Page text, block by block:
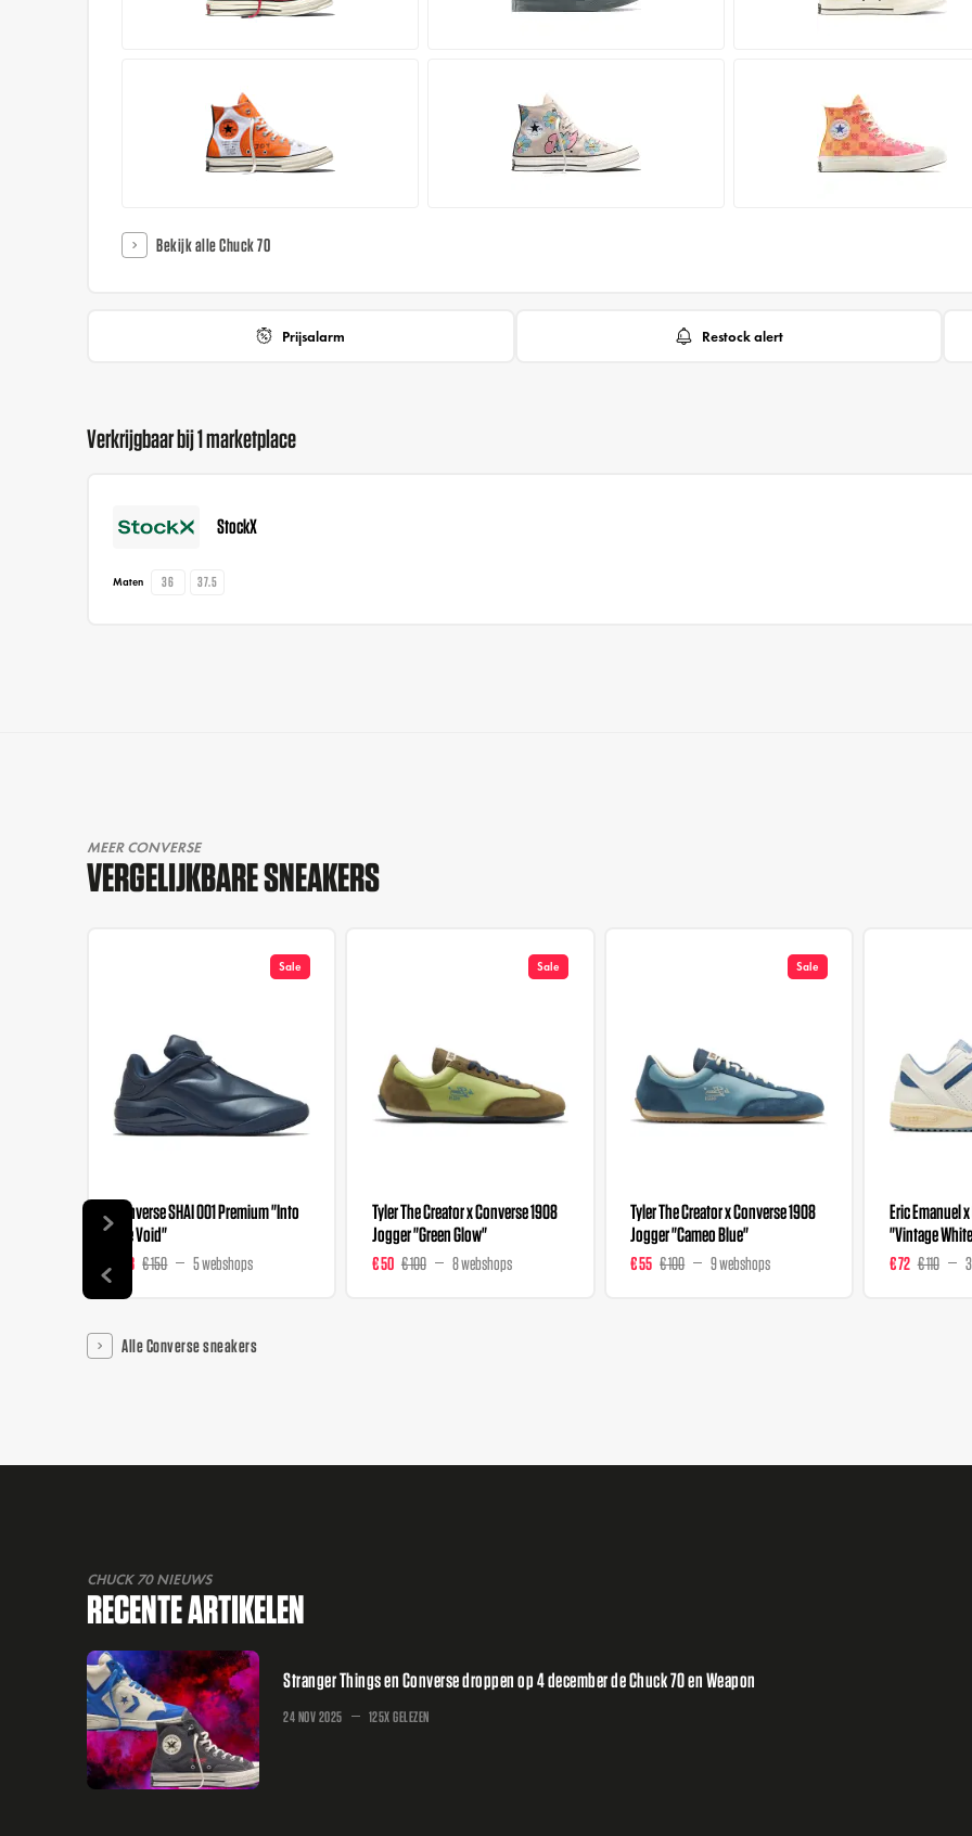
Bekijk alle Chuck 70
Prijsalarm Restock alert
Verkrijgbaar bij 1 marketplace
StockX
Maten 36 37.5
MEER CONVERSE
VERGELIJKBARE SNEAKERS
Sale
Converse SHAI 001 Premium "Into
The Void"
€ 98 € 150 5 webshops
Sale
Tyler The Creator x Converse 1908
Jogger "Green Glow"
€ 50 € 100 8 webshops
Sale
Tyler The Creator x Converse 1908
Jogger "Cameo Blue"
€ 55 € 100 9 webshops
Eric Emanuel
"Vintage
€ 72 € 110
Alle Converse sneakers
CHUCK 70 NIEUWS
RECENTE ARTIKELEN
Stranger Things en Converse droppen op 4 december de Chuck 70 en Weapon
24 NOV 2025 125X GELEZEN